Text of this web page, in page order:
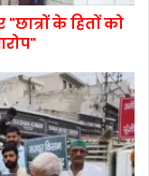
के हितों को